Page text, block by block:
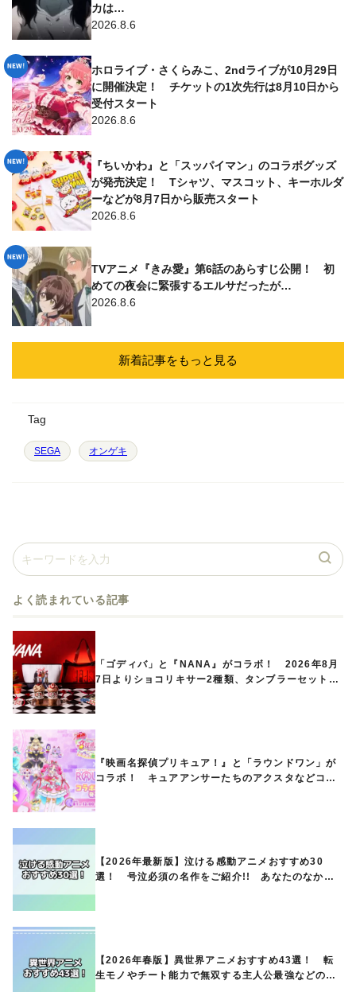
カは…
2026.8.6
ホロライブ・さくらみこ、2ndライブが10月29日
に開催決定！ チケットの1次先行は8月10日から
受付スタート
2026.8.6
『ちいかわ』と「スッパイマン」のコラボグッズ
が発売決定！ Tシャツ、マスコット、キーホルダ
ーなどが8月7日から販売スタート
2026.8.6
TVアニメ『きみ愛』第6話のあらすじ公開！ 初
めての夜会に緊張するエルサだったが…
2026.8.6
新着記事をもっと見る
Tag
SEGA オンゲキ
よく読まれている記事
「ゴディバ」と『NANA』がコラボ！ 2026年8月
7日よりショコリキサー2種類、タンブラーセットな
『映画名探偵プリキュア！』と「ラウンドワン」が
コラボ！ キュアアンサーたちのアクスタなどコラ
【2026年最新版】泣ける感動アニメおすすめ30
選！ 号泣必須の名作をご紹介!! あなたのなかの
【2026年春版】異世界アニメおすすめ43選！ 転
生モノやチート能力で無双する主人公最強などの人